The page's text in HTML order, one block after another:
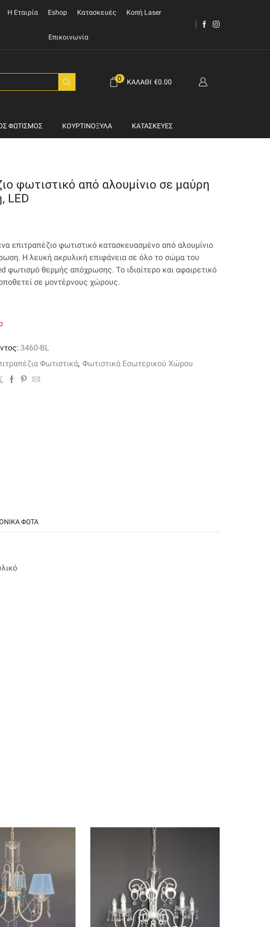
Η Εταιρία Eshop Κατασκευές Κοπή Laser
Επικοινωνία
0 ΚΑΛΆΘΙ €0.00
ΦΩΤΙΣΜΌΣ ΚΟΥΡΤΙΝΌΞΥΛΑ ΚΑΤΑΣΚΕΥΈΣ
φωτιστικό από αλουμίνιο σε μαύρη
LED
επιτραπέζιο φωτιστικό κατασκευασμένο από αλουμίνιο
Η λευκή ακρυλική επιφάνεια σε όλο το σώμα του
φωτισμό θερμής απόχρωσης. Το ιδιαίτερο και αφαιρετικό
σε μοντέρνους χώρους.
3460-BL
Φωτιστικά, Φωτιστικά Εσωτερικού Χώρου
ΦΩΤΑ